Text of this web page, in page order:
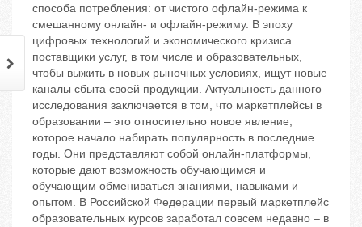
способа потребления: от чистого офлайн-режима к
смешанному онлайн- и офлайн-режиму. В эпоху
цифровых технологий и экономического кризиса
поставщики услуг, в том числе и образовательных,
чтобы выжить в новых рыночных условиях, ищут новые
каналы сбыта своей продукции. Актуальность данного
исследования заключается в том, что маркетплейсы в
образовании – это относительно новое явление,
которое начало набирать популярность в последние
годы. Они представляют собой онлайн-платформы,
которые дают возможность обучающимся и
обучающим обмениваться знаниями, навыками и
опытом. В Российской Федерации первый маркетплейс
образовательных курсов заработал совсем недавно – в